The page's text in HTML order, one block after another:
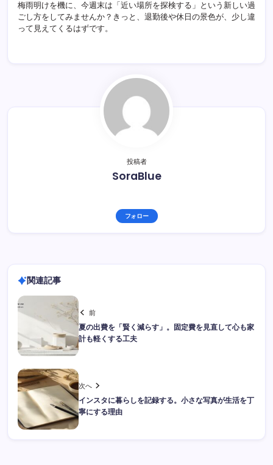
梅雨明けを機に、今週末は「近い場所を探検する」という新しい過
ごし方をしてみませんか？きっと、退勤後や休日の景色が、少し違
って見えてくるはずです。
投稿者
SoraBlue
フォロー
関連記事
前
夏の出費を「賢く減らす」。固定費を見直して心も家
計も軽くする工夫
次へ
インスタに暮らしを記録する。小さな写真が生活を丁
寧にする理由